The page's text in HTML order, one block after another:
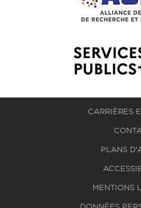
CARRIÈRES
PLANS
MENTIONS